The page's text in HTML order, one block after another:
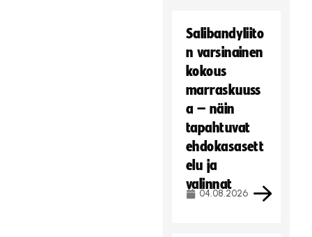
Salibandyliito
n varsinainen
kokous
marraskuuss
a – näin
tapahtuvat
ehdokasasett
elu ja
valinnat
04.08.2026